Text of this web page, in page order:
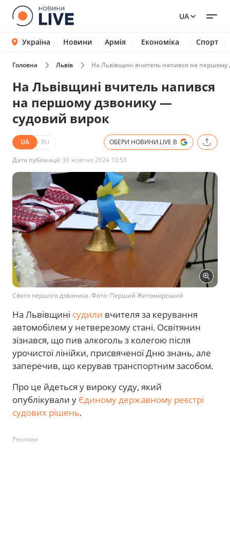
UA
Україна Новини Армія Економіка Спорт
Головна Львів На Львівщині вчитель напився на
На Львівщині вчитель напився
на першому дзвонику —
судовий вирок
UA RU ОБЕРИ НОВИНИ.LIVE В
Дата публікації: 30 жовтня 2024 10:53
Свято першого дзвоника. Фото: Перший Житомирський
На Львівщині судили вчителя за керування
автомобілем у нетверезому стані. Освітянин
зізнався, що пив алкоголь з колегою після
урочистої лінійки, присвяченої Дню знань, але
заперечив, що керував транспортним засобом.
Про це йдеться у вироку суду, який
опублікували у Єдиному державному реєстрі
судових рішень.
Реклама